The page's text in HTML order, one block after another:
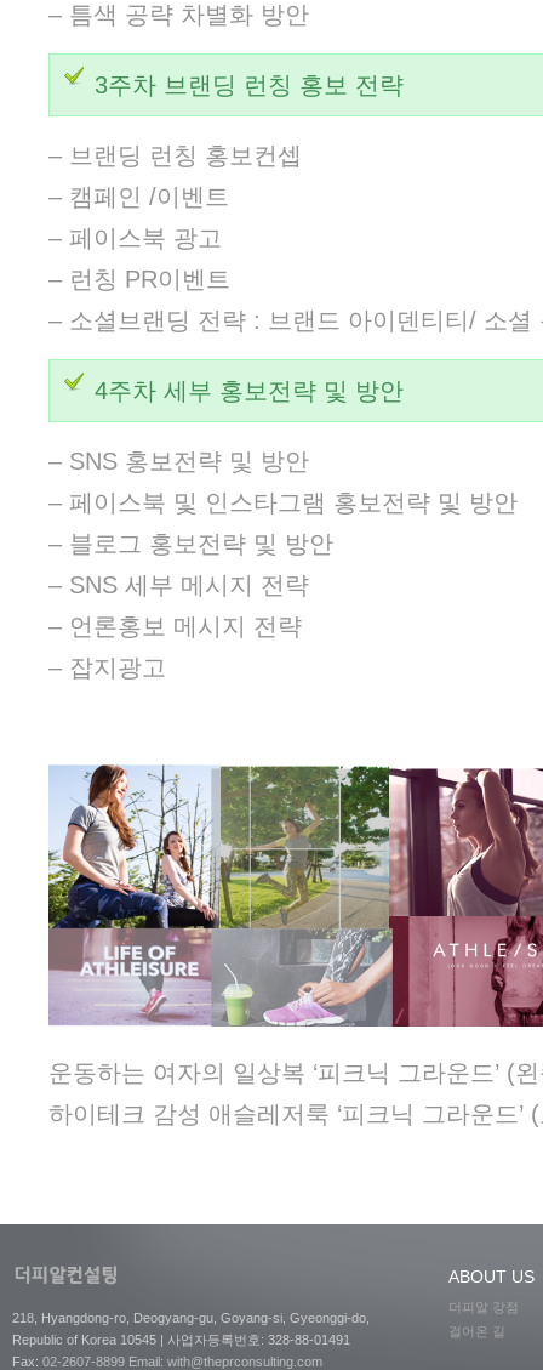
– 틈색 공략 차별화 방안
3주차 브랜딩 런칭 홍보 전략
– 브랜딩 런칭 홍보컨셉
– 캠페인 /이벤트
– 페이스북 광고
– 런칭 PR이벤트
– 소셜브랜딩 전략 : 브랜드 아이덴티티/ 소셜
4주차 세부 홍보전략 및 방안
– SNS 홍보전략 및 방안
– 페이스북 및 인스타그램 홍보전략 및 방안
– 블로그 홍보전략 및 방안
– SNS 세부 메시지 전략
– 언론홍보 메시지 전략
– 잡지광고
운동하는 여자의 일상복 ‘피크닉 그라운드’ (
하이테크 감성 애슬레저룩 ‘피크닉 그라운드’
218, Hyangdong-ro, Deogyang-gu, Goyang-si, Gyeonggi-do,
Republic of Korea 10545 | 사업자등록번호: 328-88-01491
Fax: 02-2607-8899 Email: with@theprconsulting.com
ABOUT US
더피알 강점
걸어온 길